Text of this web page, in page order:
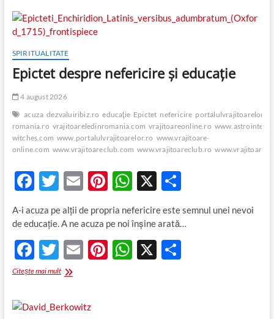
SPIRITUALITATE
Epictet despre nefericire şi educaţie
4 august 2026
acuza dezvaluiribiz.ro educaţie Epictet nefericire portalulvrajitoarelor.ro
romania.ro vrajitoareledinromania.com vrajitoareonline.ro
witches.com www.portalulvrajitoarelor.ro www.vrajitoare-
online.com www.vrajitoareclub.com www.vrajitoareclub.ro
F
e
b
o
o
k
T
w
itt
er
E
m
ail
Pi
nt
er
es
t
W
h
at
s
A
X P
ta
je
az
A-i acuza pe alţii de propria nefericire este semnul unei nevoi
de educaţie. A ne acuza pe noi înşine arată…
F
ac
b
T
w
er
E Pi WX P
Citește mai multEpictet
şi